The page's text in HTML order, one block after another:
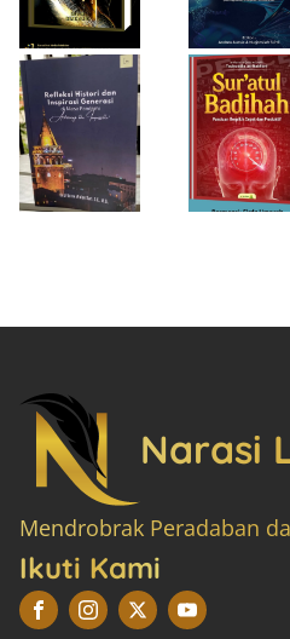
“Achieving the
Impossible”
Produktif
Narasi
Mendrobrak Peradaban
Ikuti Kami